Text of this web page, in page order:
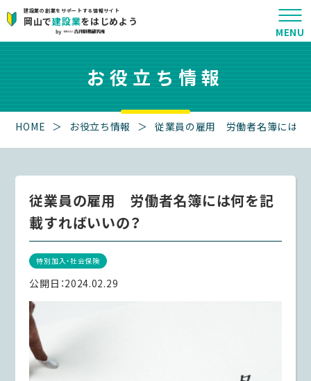
建設業の創業をサポートする情報サイト
岡山で建設業をはじめよう
お役立ち情報
HOME ＞ お役立ち情報 ＞ 従業員の雇用 労働者名簿には何
従業員の雇用 労働者名簿には何を記
載すればいいの？
特別加入・社会保険
公開日：2024.02.29